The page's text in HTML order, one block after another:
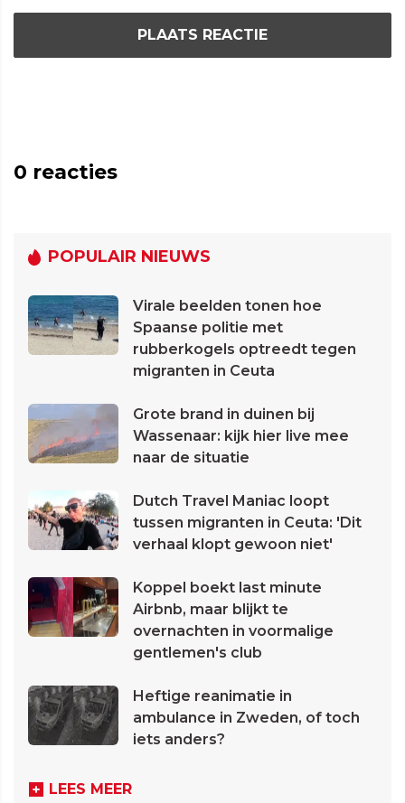
PLAATS REACTIE
0 reacties
POPULAIR NIEUWS
Virale beelden tonen hoe
Spaanse politie met
rubberkogels optreedt tegen
migranten in Ceuta
Grote brand in duinen bij
Wassenaar: kijk hier live mee
naar de situatie
Dutch Travel Maniac loopt
tussen migranten in Ceuta: 'Dit
verhaal klopt gewoon niet'
Koppel boekt last minute
Airbnb, maar blijkt te
overnachten in voormalige
gentlemen's club
Heftige reanimatie in
ambulance in Zweden, of toch
iets anders?
LEES MEER